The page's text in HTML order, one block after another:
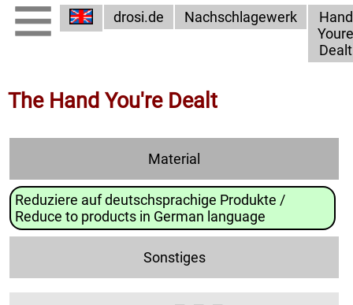
drosi.de Nachschlagewerk
Hand
Youre
Dealt
The Hand You're Dealt
Material
Reduziere auf deutschsprachige Produkte /
Reduce to products in German language
Sonstiges